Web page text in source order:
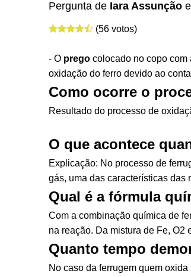
Pergunta de Iara Assunção
(56 votos)
- O prego colocado no copo com
oxidação do ferro devido ao
Como ocorre o
Resultado do processo de
O que acontece
Explicação: No processo de
gás, uma das características das
Qual é a fórmula
Com a combinação química de
na reação. Da mistura de Fe, O2
Quanto tempo
No caso da ferrugem quem